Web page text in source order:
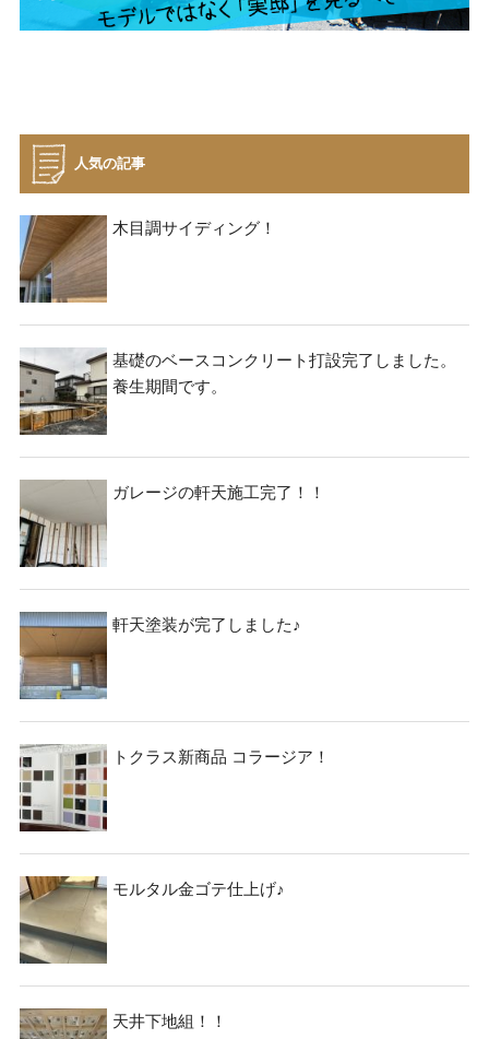
人気の記事
木目調サイディング！
基礎のベースコンクリート打設完了しました。
養生期間です。
ガレージの軒天施工完了！！
軒天塗装が完了しました♪
トクラス新商品 コラージア！
モルタル金ゴテ仕上げ♪
天井下地組！！
(受付／10:00～18:00)